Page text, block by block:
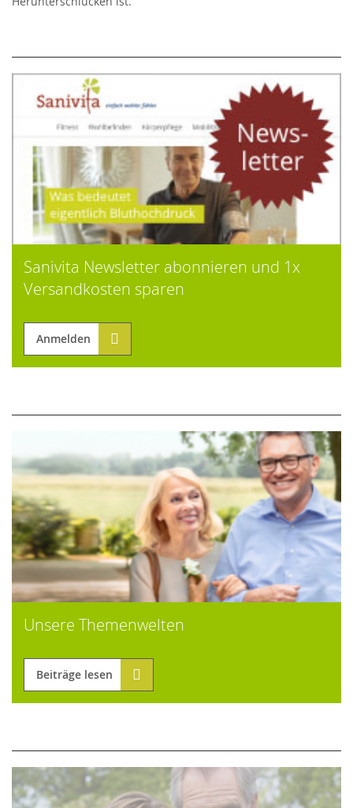
Sanivita Newsletter abonnieren und 1x
Versandkosten sparen
Anmelden
Unsere Themenwelten
Beiträge lesen